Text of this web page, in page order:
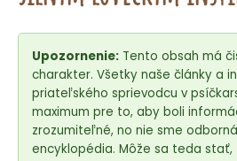
Upozornenie: Tento obsah má
charakter. Všetky naše články a
priateľského sprievodcu v
maximum pre to, aby boli
zrozumiteľné, no nie sme
encyklopédia. Môže sa teda
o